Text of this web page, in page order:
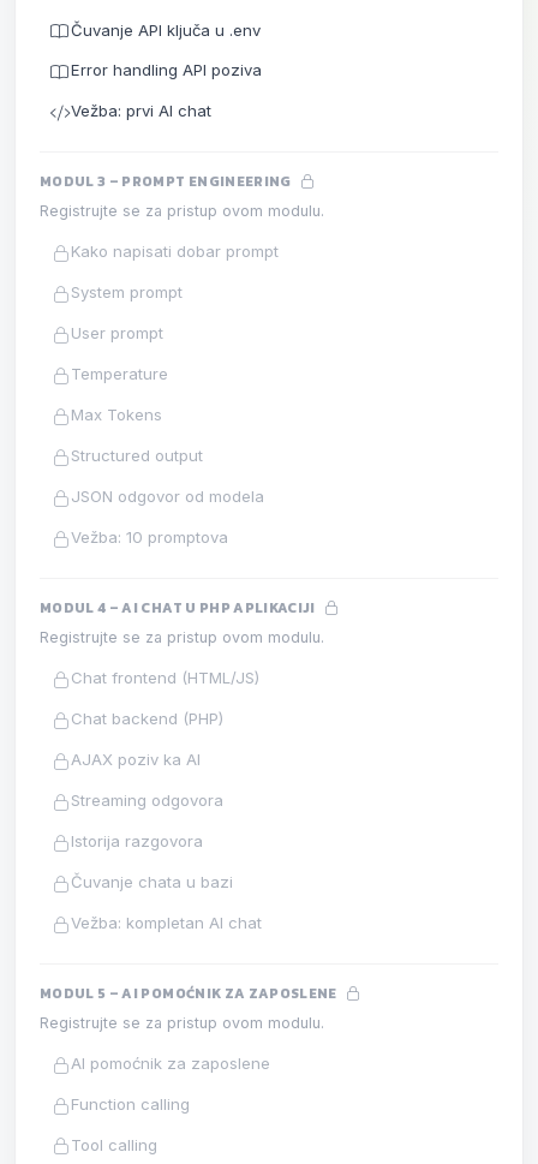
Čuvanje API ključa u .env
Error handling API poziva
Vežba: prvi AI chat
MODUL 3 – PROMPT ENGINEERING
Registrujte se za pristup ovom modulu.
Kako napisati dobar prompt
System prompt
User prompt
Temperature
Max Tokens
Structured output
JSON odgovor od modela
Vežba: 10 promptova
MODUL 4 – AI CHAT U PHP APLIKACIJI
Registrujte se za pristup ovom modulu.
Chat frontend (HTML/JS)
Chat backend (PHP)
AJAX poziv ka AI
Streaming odgovora
Istorija razgovora
Čuvanje chata u bazi
Vežba: kompletan AI chat
MODUL 5 – AI POMOĆNIK ZA ZAPOSLENE
Registrujte se za pristup ovom modulu.
AI pomoćnik za zaposlene
Function calling
Tool calling